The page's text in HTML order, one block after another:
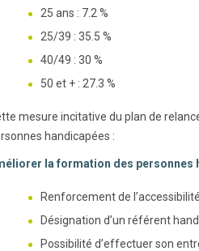
25 ans : 7.2 %
25/39 : 35.5 %
40/49 : 30 %
50 et + : 27.3 %
mesure incitative du plan de
handicapées :
la formation des personnes
Renforcement de
Désignation d’un référent
Possibilité d’effectuer son